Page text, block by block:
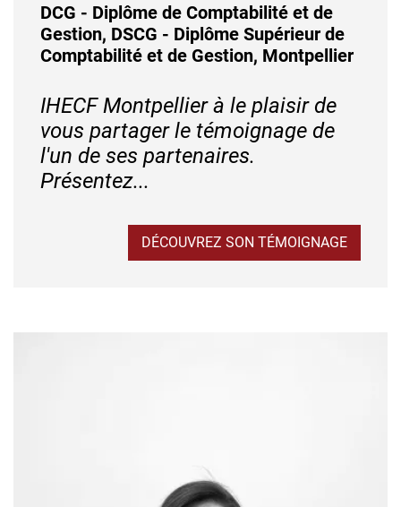
DCG - Diplôme de Comptabilité et de
Gestion, DSCG - Diplôme Supérieur de
Comptabilité et de Gestion, Montpellier
IHECF Montpellier à le plaisir de
vous partager le témoignage de
l'un de ses partenaires.
Présentez...
DÉCOUVREZ SON TÉMOIGNAGE